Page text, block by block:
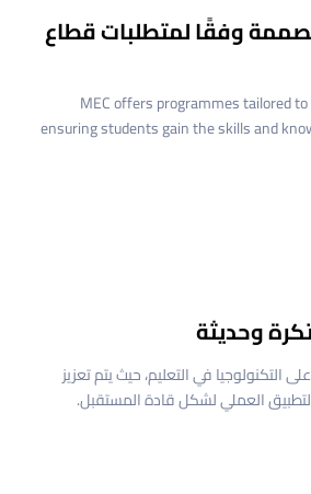
وفقًا لمتطلبات قطاع
MEC offers programmes tailored
ensuring students gain the skills and
وحديثة
التكنولوجيا في التعليم، حيث يتم تعزيز
العملي لشكل قادة المستقبل.